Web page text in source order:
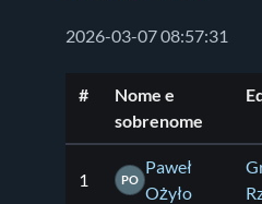
2026-03-07 08:57:31
#
Nome e
sobrenome
1 PO
Paweł
Ożyło